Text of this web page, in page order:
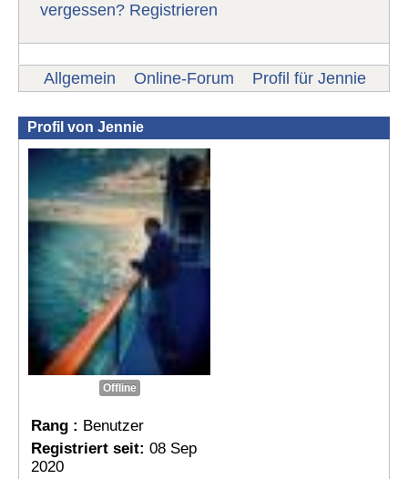
vergessen? Registrieren
Allgemein Online-Forum Profil für Jennie
Profil von Jennie
Offline
Rang : Benutzer
Registriert seit: 08 Sep
2020